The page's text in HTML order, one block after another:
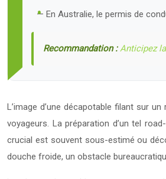
En Australie, le permis de
Recommandation :Anticipez la
L’image d’une décapotable filant sur
voyageurs. La préparation d’un tel
crucial est souvent sous-estimé ou
douche froide, un obstacle